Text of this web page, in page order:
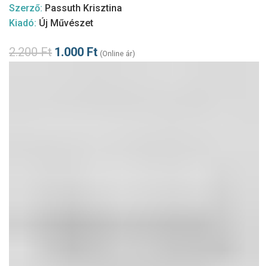
Szerző: Passuth Krisztina
Kiadó: Új Művészet
2.200Ft 1.000 Ft (Online ár)